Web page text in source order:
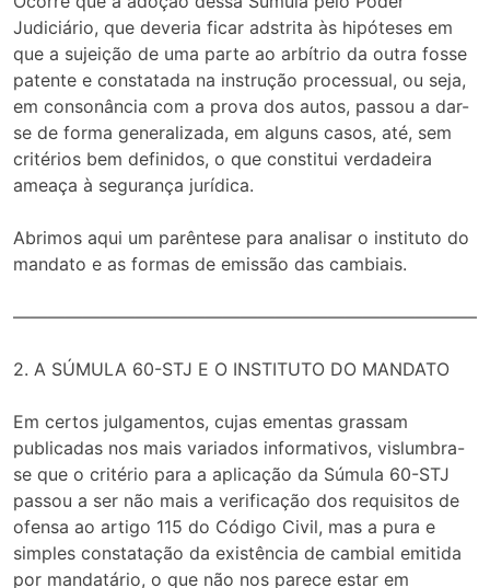
Judiciário, que deveria ficar adstrita às hipóteses em
que a sujeição de uma parte ao arbítrio da outra fosse
patente e constatada na instrução processual, ou seja,
em consonância com a prova dos autos, passou a dar-
se de forma generalizada, em alguns casos, até, sem
critérios bem definidos, o que constitui verdadeira
ameaça à segurança jurídica.
Abrimos aqui um parêntese para analisar o instituto do
mandato e as formas de emissão das cambiais.
——————————————————————————–
2. A SÚMULA 60-STJ E O INSTITUTO DO MANDATO
Em certos julgamentos, cujas ementas grassam
publicadas nos mais variados informativos, vislumbra-
se que o critério para a aplicação da Súmula 60-STJ
passou a ser não mais a verificação dos requisitos de
ofensa ao artigo 115 do Código Civil, mas a pura e
simples constatação da existência de cambial emitida
por mandatário, o que não nos parece estar em